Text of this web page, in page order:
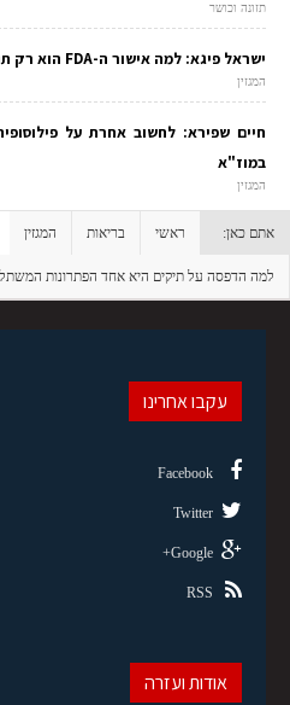
תזונה וכושר
ישראל פיגא: למה אישור ה-FDA הוא רק תחילת הדרך של חברות ביומד
המגזין
חיים שפירא: לחשוב אחרת על
במוז"א
המגזין
אתם כאן: ראשי בריאות המגזין
למה הדפסה על תיקים היא אחד הפתרונות
עקבו אחרינו
Facebook
Twitter
Google+
RSS
אודות ועזרה